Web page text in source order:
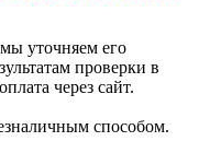
уточняем его
проверки в
через сайт.
способом.